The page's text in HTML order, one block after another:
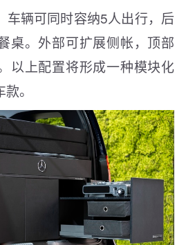
车辆可同时容纳5人出行，后
桌。外部可扩展侧帐，顶部
以上配置将形成一种模块化
。